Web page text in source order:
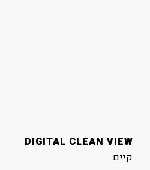
DIGITAL CLEAN VIEW
קיים